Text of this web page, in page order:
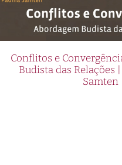
Conflitos e
Budista das Relações
Samten